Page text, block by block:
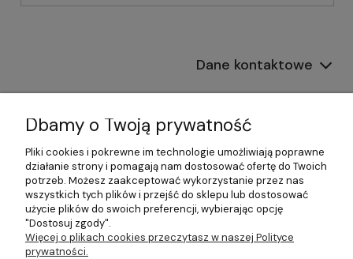
Dane kontaktowe
Informacje
Płatności i dostawa
Pomoc
Moje konto
Dbamy o Twoją prywatność
Pliki cookies i pokrewne im technologie umożliwiają poprawne
działanie strony i pomagają nam dostosować ofertę do Twoich
potrzeb. Możesz zaakceptować wykorzystanie przez nas
wszystkich tych plików i przejść do sklepu lub dostosować
użycie plików do swoich preferencji, wybierając opcję
"Dostosuj zgody".
Więcej o plikach cookies przeczytasz w naszej Polityce
prywatności.